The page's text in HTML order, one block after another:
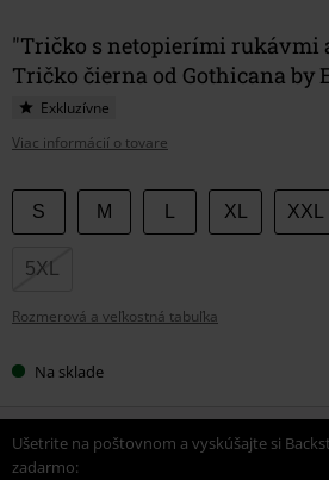
"Tričko s netopierími rukávmi
Tričko čierna od Gothicana by
Exkluzívne
Viac informácií o tovare
Vyberte
si
veľkosť
S M XL XXL
5XL
Rozmerová a veľkostná tabuľka
Na sklade
Ušetrite na poštovnom a vyskúšajte si
zadarmo: